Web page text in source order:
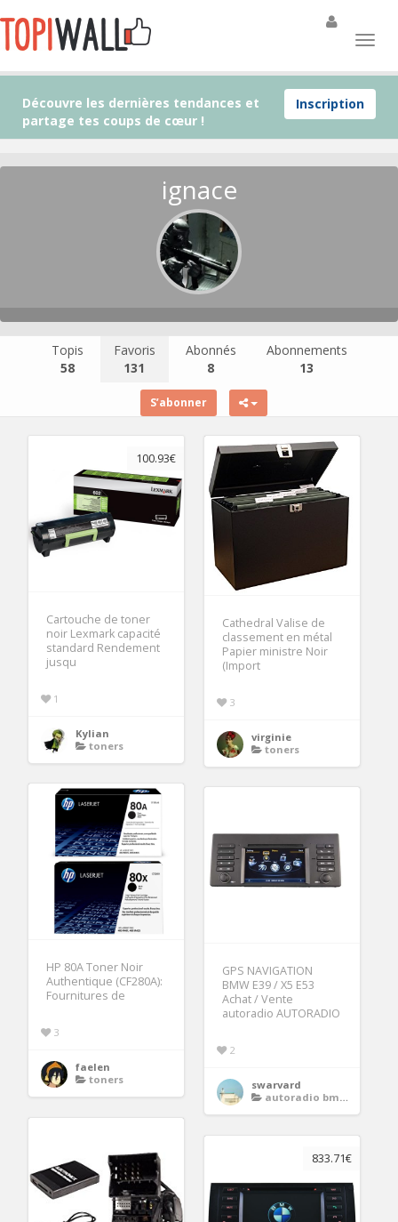
Inscription
Découvre les dernières tendances et
partage tes coups de cœur !
ignace
Topis
58
Favoris
131
Abonnés
8
Abonnements
13
S’abonner
100.93€
Cartouche de toner
noir Lexmark capacité
standard Rendement
jusqu
1
Kylian
toners
Cathedral Valise de
classement en métal
Papier ministre Noir
(Import
3
virginie
toners
HP 80A Toner Noir
Authentique (CF280A):
Fournitures de
3
faelen
toners
GPS NAVIGATION
BMW E39 / X5 E53
Achat / Vente
autoradio AUTORADIO
2
swarvard
autoradio bmw x5 e53
833.71€